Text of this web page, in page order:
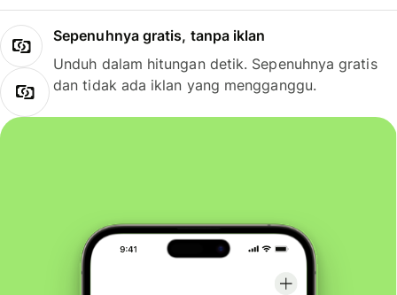
Sepenuhnya gratis, tanpa iklan
Unduh dalam hitungan detik. Sepenuhnya gratis
dan tidak ada iklan yang mengganggu.